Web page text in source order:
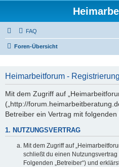
FAQ
Foren-Übersicht
Heimarbeitforum - Registrierung
Mit dem Zugriff auf
(„http://
Betreiber ein Vertrag mit
1. NUTZUNGSVERTRAG
Mit dem Zugriff auf
schließt du einen
Folgenden „Betreiber“) und